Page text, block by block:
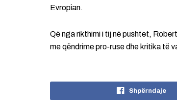
Evropian.
Që nga rikthimi i tij në pushtet,
me qëndrime pro-ruse dhe kritika të
Shpërndaje